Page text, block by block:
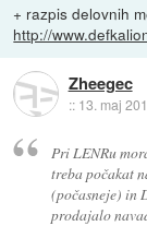
+ razpis delovnih
http://
Zheegec
:: 13. maj
Pri LENRu
treba počakat
(počasneje) in
prodajalo